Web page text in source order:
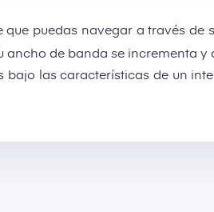
puedas navegar a través de
de banda se incrementa
las características de un